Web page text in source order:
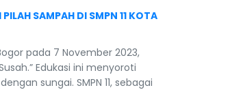
SAMPAH DI SMPN 11 KOTA
pada 7 November 2023,
Edukasi ini menyoroti
sungai. SMPN 11, sebagai